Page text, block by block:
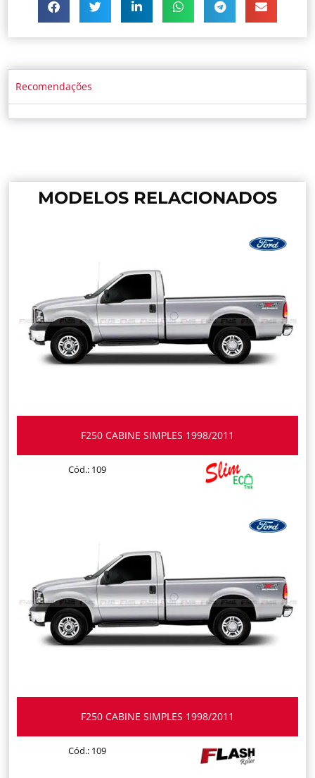
Recomendações
MODELOS RELACIONADOS
F250 CABINE SIMPLES 1998/2011
Cód.: 109
F250 CABINE SIMPLES 1998/2011
Cód.: 109